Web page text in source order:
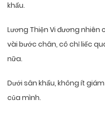
khấu.
Lương Thiện Vi đương
vài bước chân, cô chỉ liếc
nữa.
Dưới sân khấu, không ít
của mình.